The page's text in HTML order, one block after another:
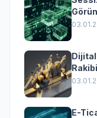
Dijital
E-